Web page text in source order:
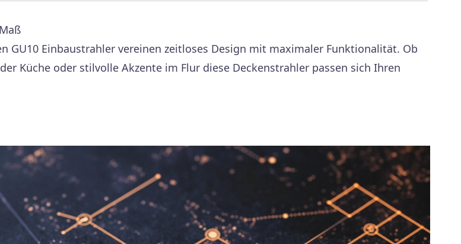
GU10 Einbaustrahler vereinen zeitloses Design mit maximaler Funktionalität. Ob
Küche oder stilvolle Akzente im Flur diese Deckenstrahler passen sich Ihren